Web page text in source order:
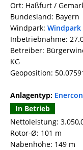
Ort: Haßfurt /
Bundesland: Bayern
Windpark: Windpark
Inbetriebnahme:
Betreiber:
KG
Geoposition:
Anlagentyp:
In Betrieb
Nettoleistung:
Rotor-Ø: 101 m
Nabenhöhe: 149 m